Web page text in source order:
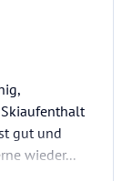
gut und
wieder...